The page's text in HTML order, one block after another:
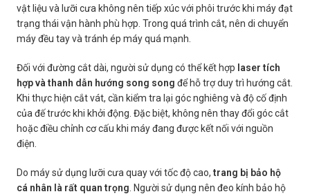
vật liệu và lưỡi cưa không nên tiếp xúc với phôi trước khi máy đạt
trạng thái vận hành phù hợp. Trong quá trình cắt, nên di chuyển
máy đều tay và tránh ép máy quá mạnh.
Đối với đường cắt dài, người sử dụng có thể kết hợp laser tích
hợp và thanh dẫn hướng song song để hỗ trợ duy trì hướng cắt.
Khi thực hiện cắt vát, cần kiểm tra lại góc nghiêng và độ cố định
của đế trước khi khởi động. Đặc biệt, không nên thay đổi góc cắt
hoặc điều chỉnh cơ cấu khi máy đang được kết nối với nguồn
điện.
Do máy sử dụng lưỡi cưa quay với tốc độ cao,trang bị bảo hộ
cá nhân là rất quan trọng . Người sử dụng nên đeo kính bảo hộ